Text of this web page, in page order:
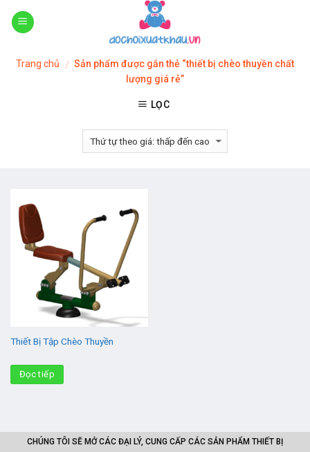
Skip
Trang chủ / Sản phẩm được gắn thẻ “thiết bị chèo thuyền chất
lượng giá rẻ”
LỌC
Thiết Bị Tập Chèo Thuyền
Đọc tiếp
CHÚNG TÔI SẼ MỞ CÁC ĐẠI LÝ, CUNG CẤP CÁC SẢN PHẨM THIẾT BỊ